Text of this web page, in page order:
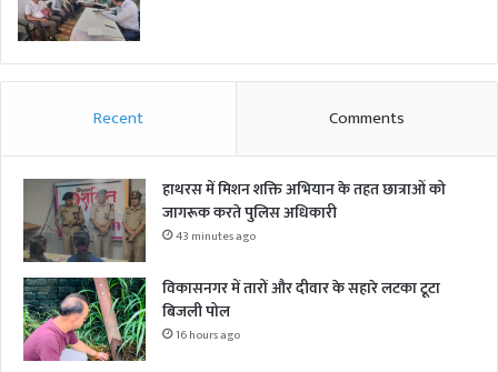
Recent Comments
हाथरस में मिशन शक्ति अभियान के तहत छात्राओं को
जागरूक करते पुलिस अधिकारी
43 minutes ago
विकासनगर में तारों और दीवार के सहारे लटका टूटा
बिजली पोल
16 hours ago